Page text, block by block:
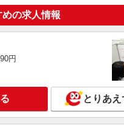
の求人情報
円
とりあ